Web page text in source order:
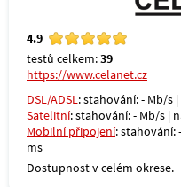
4.9
testů celkem:39
https://www.celanet.cz
DSL/ADSL: stahování: - Mb/s
Satelitní: stahování: - Mb/s |
Mobilní připojení: stahování:
ms
Dostupnost v celém okrese.